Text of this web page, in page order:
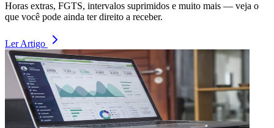
Horas extras, FGTS, intervalos suprimidos e muito mais — veja o
que você pode ainda ter direito a receber.
Ler Artigo